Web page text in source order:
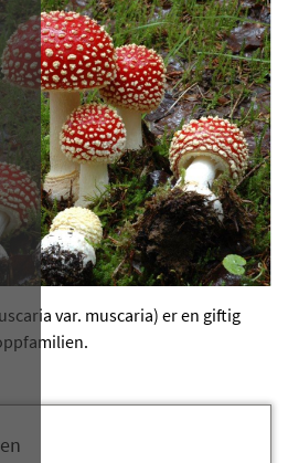
var. muscaria) er en giftig​